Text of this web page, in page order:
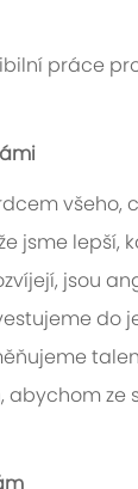
práce
všeho,
jsme lepší,
jsou
do
abychom ze